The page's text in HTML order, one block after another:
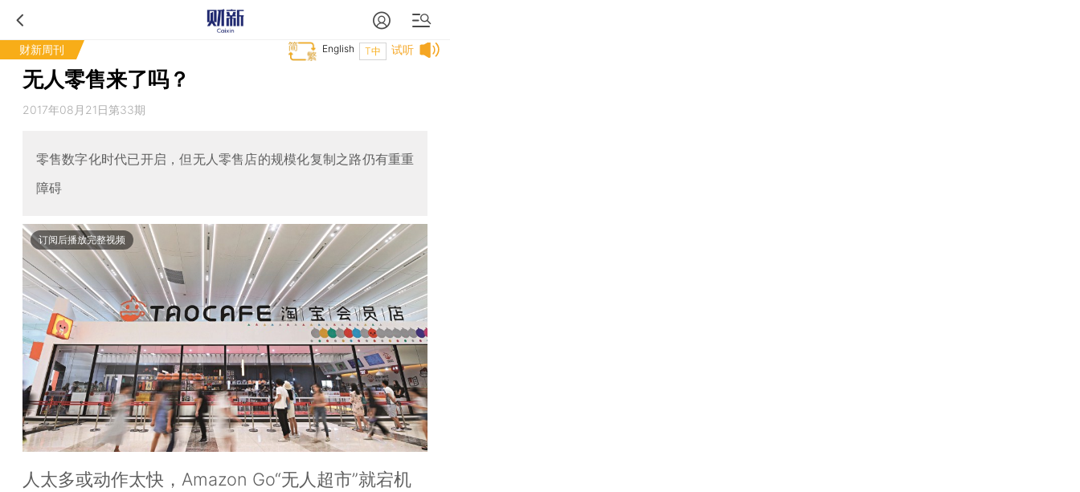
财新周刊 试听
T中
English
无人零售来了吗？
2017年08月21日第33期
零售数字化时代已开启，但无人零售店的规模化复制之路仍有重重
障碍
订阅后播放完整视频
人太多或动作太快，Amazon Go“无人超市”就宕机